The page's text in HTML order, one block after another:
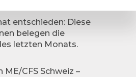
entschieden: Diese
belegen die
letzten Monats.
ME/CFS Schweiz –